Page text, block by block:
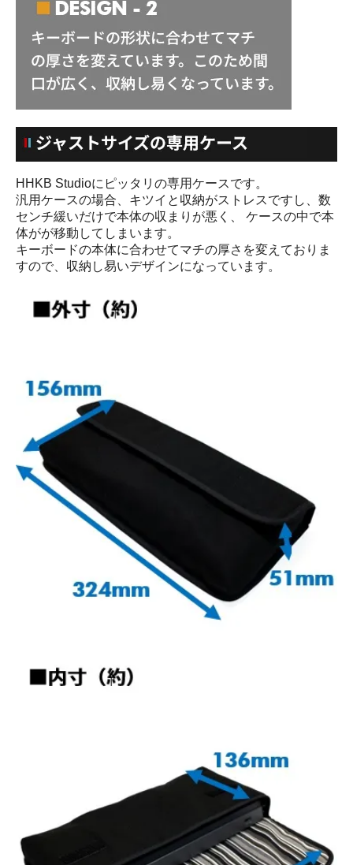
HHKB Studioにピッタリの専用ケースです。
汎用ケースの場合、キツイと収納がストレスですし、数
センチ緩いだけで本体の収まりが悪く、 ケースの中で本
体がが移動してしまいます。
キーボードの本体に合わせてマチの厚さを変えておりま
すので、収納し易いデザインになっています。